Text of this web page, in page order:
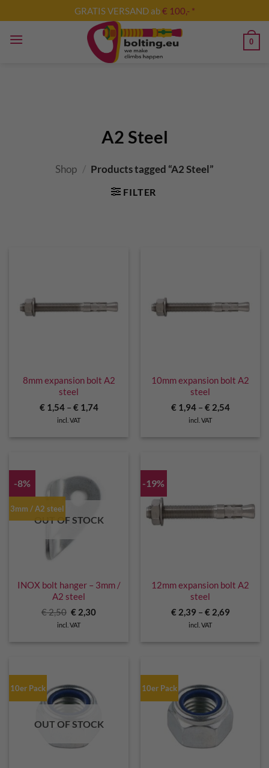
to
content
GRATIS VERSAND ab€ 100,- *
0
A2 Steel
Shop / Products tagged “A2 Steel”
FILTER
8mm expansion bolt A2
steel
€1,54– €1,74
incl. VAT
10mm expansion bolt A2
steel
€1,94– €2,54
incl. VAT
-8%
3mm / A2 steel
OUT OF STOCK
INOX bolt hanger – 3mm /
A2 steel
€2,50 Original
price
was:
€ 2,30Current
incl. VAT
-19%
12mm expansion bolt A2
steel
€2,39 – €2,69
incl. VAT
10er Pack
OUT OF STOCK
10er Pack